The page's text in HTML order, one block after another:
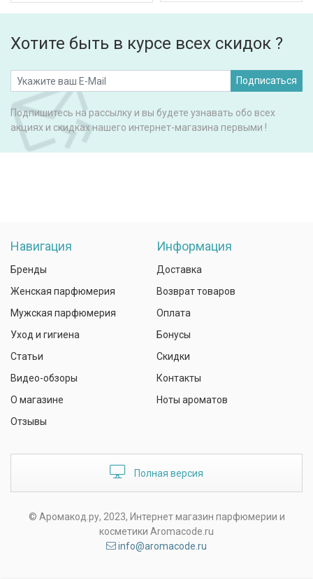
Хотите быть в курсе всех скидок ?
Подписаться
Подпишитесь на рассылку и вы будете узнавать обо всех
акциях и скидках нашего интернет-магазина первыми !
Навигация
Бренды
Женская парфюмерия
Мужская парфюмерия
Уход и гигиена
Статьи
Видео-обзоры
О магазине
Отзывы
Информация
Доставка
Возврат товаров
Оплата
Бонусы
Скидки
Контакты
Ноты ароматов
Полная версия
© Аромакод.ру, 2023, Интернет магазин парфюмерии и
косметики Aromacode.ru
info@aromacode.ru